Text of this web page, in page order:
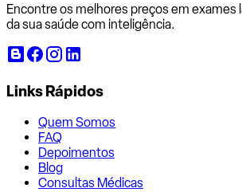
Encontre os melhores preços em exames
da sua saúde com inteligência.
Links Rápidos
Quem Somos
FAQ
Depoimentos
Blog
Consultas Médicas